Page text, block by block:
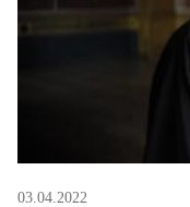
03.04.2022